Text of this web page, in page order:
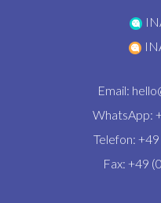
Email:
WhatsApp:
Telefon:
Fax: +49